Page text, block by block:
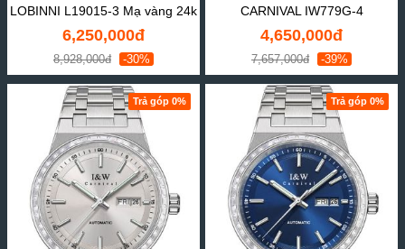
LOBINNI L19015-3 Mạ vàng 24k
6,250,000đ
8,928,000đ -30%
CARNIVAL IW779G-4
4,650,000đ
7,657,000đ -39%
Trả góp 0% Trả góp 0%